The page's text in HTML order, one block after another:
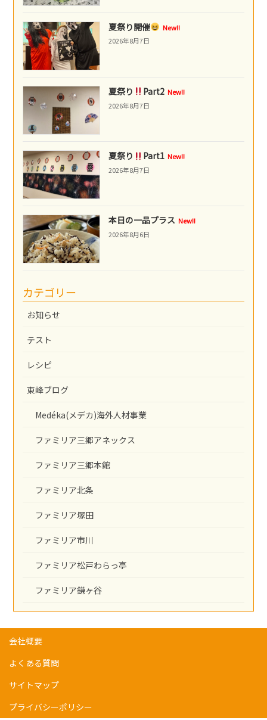
夏祭り開催
New!!
2026年8月7日
夏祭り Part2 New!!
2026年8月7日
夏祭り Part1 New!!
2026年8月7日
本日の一品プラス New!!
2026年8月6日
カテゴリー
お知らせ
テスト
レシピ
東峰ブログ
Medéka(メデカ)海外人材事業
ファミリア三郷アネックス
ファミリア三郷本館
ファミリア北条
ファミリア塚田
ファミリア市川
ファミリア松戸わらっ亭
ファミリア鎌ヶ谷
会社概要
よくある質問
サイトマップ
プライバシーポリシー